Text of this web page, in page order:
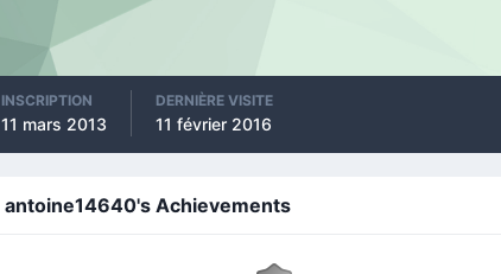
INSCRIPTION
11 mars 2013
DERNIÈRE VISITE
11 février 2016
antoine14640's Achievements